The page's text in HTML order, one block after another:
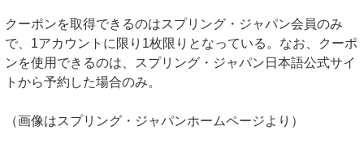
クーポンを取得できるのはスプリング・ジャパン会員のみ
で、1アカウントに限り1枚限りとなっている。なお、クーポ
ンを使用できるのは、スプリング・ジャパン日本語公式サイ
トから予約した場合のみ。
（画像はスプリング・ジャパンホームページより）